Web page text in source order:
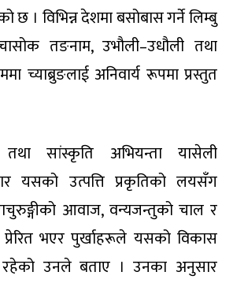
छ । विभिन्न देशमा बसोबास गर्ने लिम्बु
तङनाम, उभौली–उधौली तथा
च्याब्रुङलाई अनिवार्य रूपमा प्रस्तुत
सांस्कृति अभियन्ता यासेली
यसको उत्पत्ति प्रकृतिको लयसँग
आवाज, वन्यजन्तुको चाल र
प्रेरित भएर पुर्खाहरूले यसको विकास
रहेको उनले बताए । उनका अनुसार